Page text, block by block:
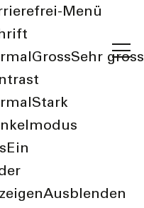
Menü
GrossSehr gross
Stark
Ein
Ausblenden